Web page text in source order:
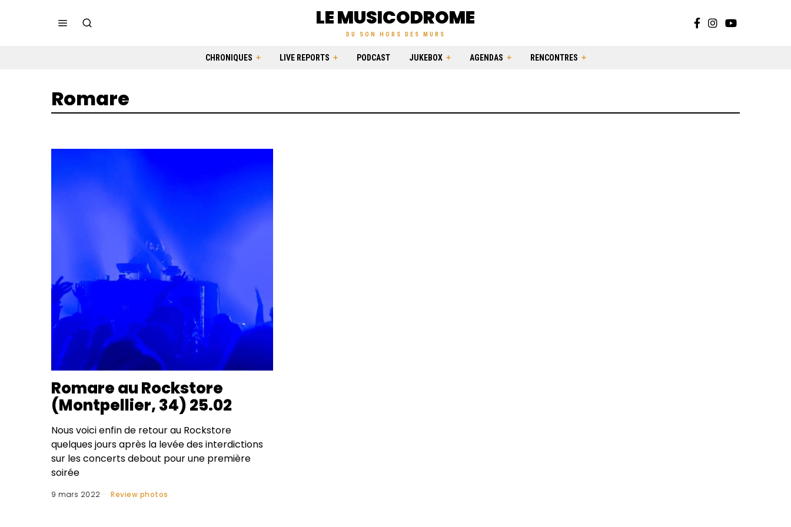
LE MUSICODROME
DU SON HORS DES MURS
CHRONIQUES LIVE REPORTS PODCAST JUKEBOX AGENDAS RENCONTRES
Romare
Romare au Rockstore
(Montpellier, 34) 25.02
Nous voici enfin de retour au Rockstore
quelques jours après la levée des interdictions
sur les concerts debout pour une première
soirée
9 mars 2022 Review photos